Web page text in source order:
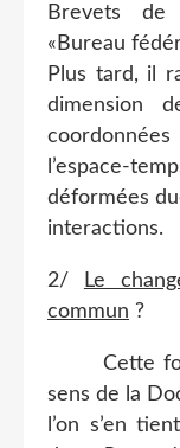
Brevets de
«Bureau
Plus tard, il
dimension
l’espace-
déformées
interactions.
2/
Le
commun ?
Cette
sens de la
l’on s’en